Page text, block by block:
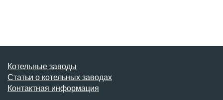
Котельные заводы
Статьи о котельных заводах
Контактная информация